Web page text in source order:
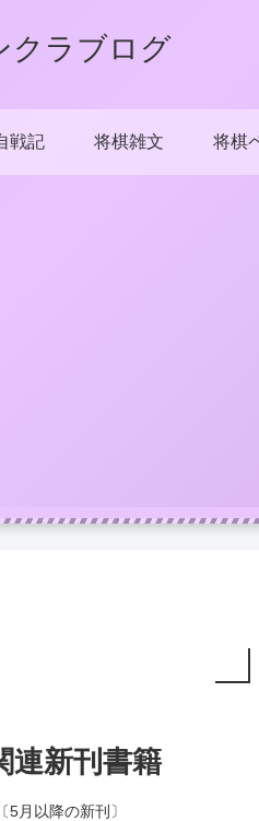
クラブログ
戦記 将棋雑文 将棋
連新刊書籍
月以降の新刊〕